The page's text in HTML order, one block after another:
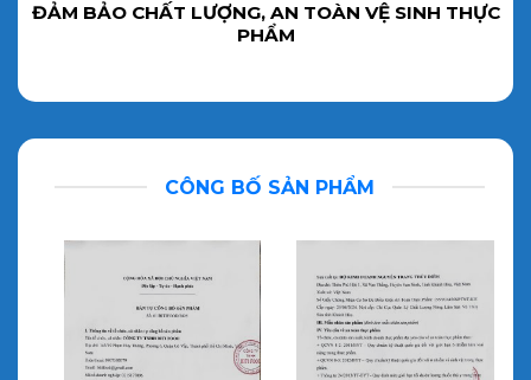
ĐẢM BẢO CHẤT LƯỢNG, AN TOÀN VỆ SINH THỰC
PHẨM
CÔNG BỐ SẢN PHẨM